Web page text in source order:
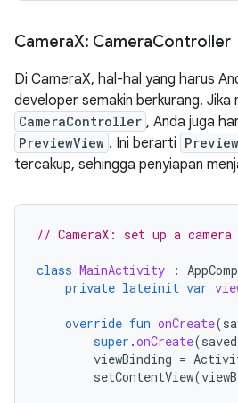
CameraX: CameraController
Di CameraX, hal-hal yang harus
developer semakin berkurang. Jika
CameraController , Anda juga
PreviewView . Ini berarti Preview
tercakup, sehingga penyiapan
// CameraX: set up a
class MainActivity :
private lateinit var
override fun onCreate(
super .onCreate(
viewBinding =
setContentView(